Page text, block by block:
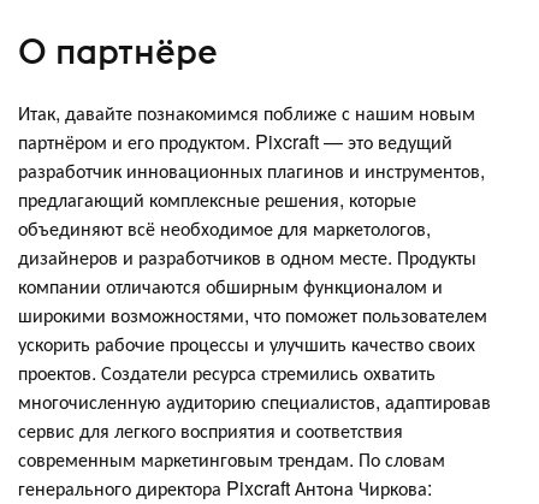
О партнёре
Итак, давайте познакомимся поближе с нашим новым
партнёром и его продуктом. Pixcraft — это ведущий
разработчик инновационных плагинов и инструментов,
предлагающий комплексные решения, которые
объединяют всё необходимое для маркетологов,
дизайнеров и разработчиков в одном месте. Продукты
компании отличаются обширным функционалом и
широкими возможностями, что поможет пользователем
ускорить рабочие процессы и улучшить качество своих
проектов. Создатели ресурса стремились охватить
многочисленную аудиторию специалистов, адаптировав
сервис для легкого восприятия и соответствия
современным маркетинговым трендам. По словам
генерального директора Pixcraft Антона Чиркова: